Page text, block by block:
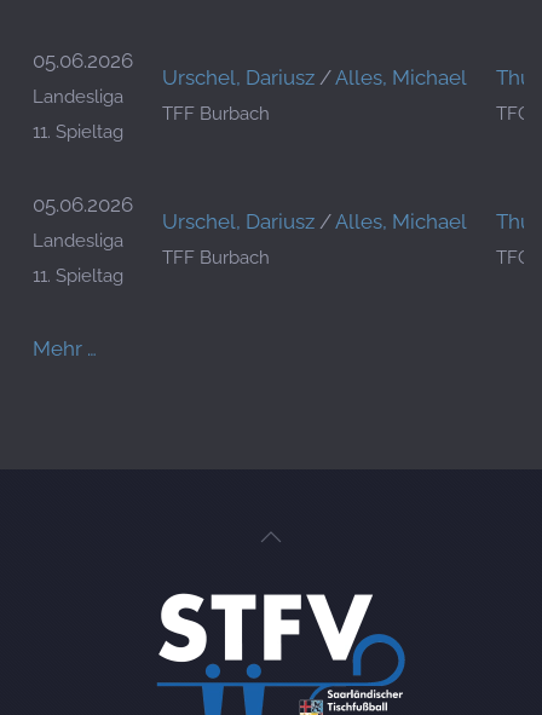
05.06.2026
Landesliga
11. Spieltag
Urschel, Dariusz /Alles, Michael
TFF Burbach TFC
05.06.2026
Landesliga
11. Spieltag
Urschel, Dariusz /Alles, Michael
TFF Burbach TFC
Mehr …